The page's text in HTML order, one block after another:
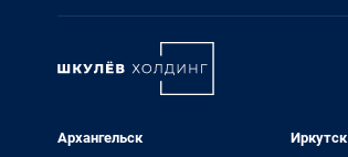
Архангельск Иркутск